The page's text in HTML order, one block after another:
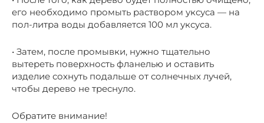
его необходимо промыть раствором уксуса — на
пол-литра воды добавляется 100 мл уксуса.
• Затем, после промывки, нужно тщательно
вытереть поверхность фланелью и оставить
изделие сохнуть подальше от солнечных лучей,
чтобы дерево не треснуло.
Обратите внимание!